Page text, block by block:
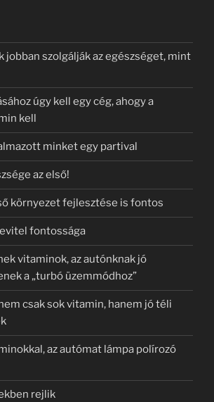
jobban szolgálják az egészséget, mint
úgy kell egy cég, ahogy a
kell
minket egy partival
az első!
környezet fejlesztése is fontos
fontossága
vitaminok, az autónknak jó
a „turbó üzemmódhoz”
csak sok vitamin, hanem jó téli
az autómat lámpa polírozó
rejlik